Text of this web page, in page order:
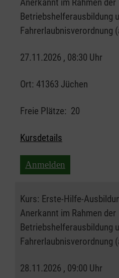
Betriebshelferausbildung
Fahrerlaubnisverordnung
27.11.2026 , 08:30 Uhr
Ort: 41363 Jüchen
Freie Plätze: 20
Kursdetails
Anmelden
Kurs: Erste-Hilfe-
Anerkannt im Rahmen der
Betriebshelferausbildung
Fahrerlaubnisverordnung
28.11.2026 , 09:00 Uhr